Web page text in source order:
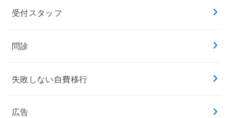
受付スタッフ
問診
失敗しない自費移行
広告